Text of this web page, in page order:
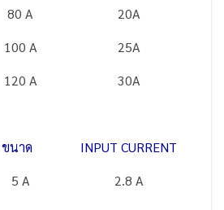
80 A
20A
100 A
25A
120 A
30A
ขนาด
INPUT CURRENT
5 A
2.8 A